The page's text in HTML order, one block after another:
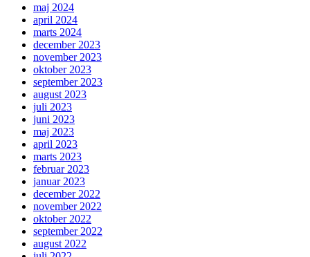
maj 2024
april 2024
marts 2024
december 2023
november 2023
oktober 2023
september 2023
august 2023
juli 2023
juni 2023
maj 2023
april 2023
marts 2023
februar 2023
januar 2023
december 2022
november 2022
oktober 2022
september 2022
august 2022